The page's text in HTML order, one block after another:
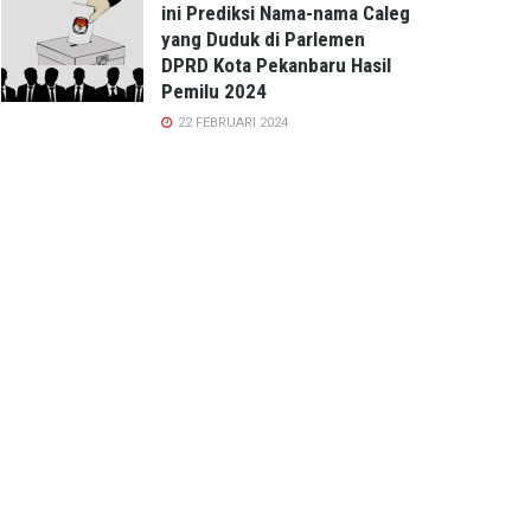
ini Prediksi Nama-nama Caleg
yang Duduk di Parlemen
DPRD Kota Pekanbaru Hasil
Pemilu 2024
22 FEBRUARI 2024